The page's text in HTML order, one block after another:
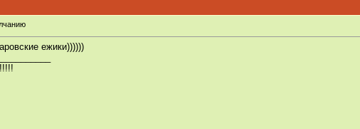
ежики))))))